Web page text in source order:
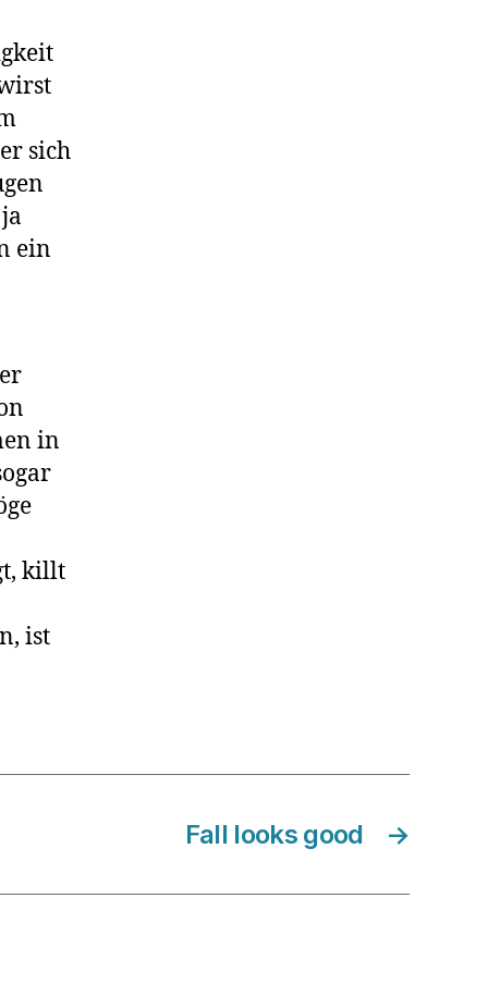
sich
ein
in
killt
ist
→
Fall looks good